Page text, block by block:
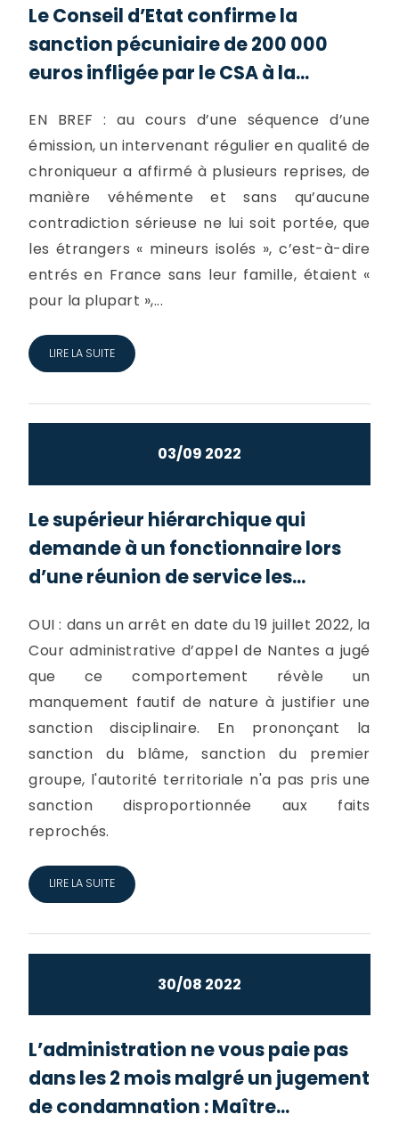
Le Conseil d’Etat confirme la
sanction pécuniaire de 200 000
euros infligée par le CSA à la...
EN BREF : au cours d’une séquence d’une
émission, un intervenant régulier en qualité de
chroniqueur a affirmé à plusieurs reprises, de
manière véhémente et sans qu’aucune
contradiction sérieuse ne lui soit portée, que
les étrangers « mineurs isolés », c’est-à-dire
entrés en France sans leur famille, étaient «
pour la plupart »,...
LIRE LA SUITE
03/09 2022
Le supérieur hiérarchique qui
demande à un fonctionnaire lors
d’une réunion de service les...
OUI : dans un arrêt en date du 19 juillet 2022, la
Cour administrative d’appel de Nantes a jugé
que ce comportement révèle un
manquement fautif de nature à justifier une
sanction disciplinaire. En prononçant la
sanction du blâme, sanction du premier
groupe, l'autorité territoriale n'a pas pris une
sanction disproportionnée aux faits
reprochés.
LIRE LA SUITE
30/08 2022
L’administration ne vous paie pas
dans les 2 mois malgré un jugement
de condamnation : Maître...